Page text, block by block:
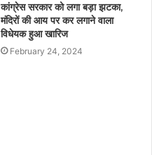
कांग्रेस सरकार को लगा बड़ा झटका,
मंदिरों की आय पर कर लगाने वाला
विधेयक हुआ खारिज
February 24, 2024